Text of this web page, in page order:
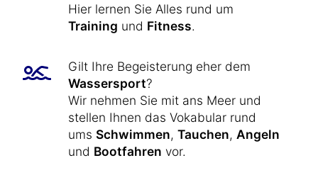
Hier lernen Sie Alles rund um
Training und Fitness.
Gilt Ihre Begeisterung eher dem
Wassersport?
Wir nehmen Sie mit ans Meer und
stellen Ihnen das Vokabular rund
ums Schwimmen, Tauchen, Angeln
und Bootfahren vor.